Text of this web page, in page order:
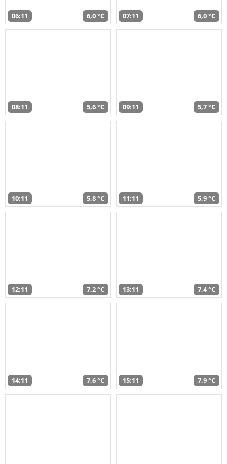
06:11 6,0 °C 07:11 6,0 °C
08:11 5,6 °C 09:11 5,7 °C
10:11 5,8 °C 11:11 5,9 °C
12:11 7,2 °C 13:11 7,4 °C
14:11 7,6 °C 15:11 7,9 °C